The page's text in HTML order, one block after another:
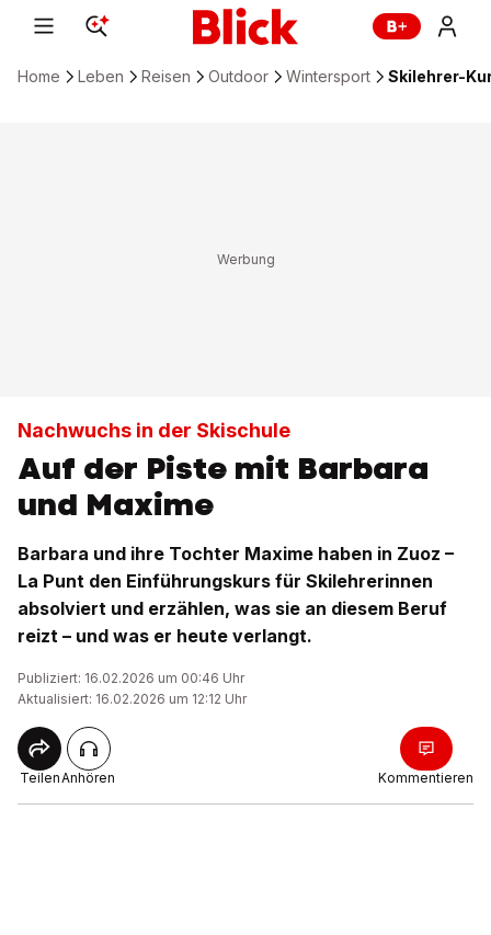
Home Leben Reisen Outdoor Wintersport Skilehrer-
Nachwuchs in der Skischule
Auf der Piste mit Barbara
und Maxime
Barbara und ihre Tochter Maxime haben in Zuoz –
La Punt den Einführungskurs für Skilehrerinnen
absolviert und erzählen, was sie an diesem Beruf
reizt – und was er heute verlangt.
Publiziert: 16.02.2026 um 00:46 Uhr
Aktualisiert: 16.02.2026 um 12:12 Uhr
TeilenAnhören Kommentieren